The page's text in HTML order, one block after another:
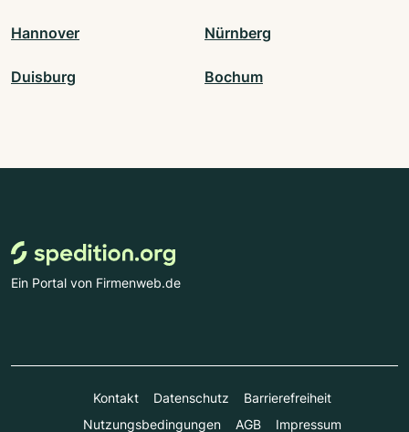
Hannover Nürnberg
Duisburg Bochum
Ein Portal von Firmenweb.de
Kontakt Datenschutz
Barrierefreiheit
Nutzungsbedingungen
AGB Impressum